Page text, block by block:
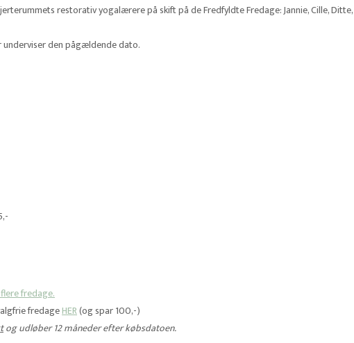
restorativ yogalærere på skift på de Fredfyldte Fredage: Jannie, Cille, Ditte,
underviser den pågældende dato.
fredage.
fredageHER(og spar 100,-)
og udløber 12 måneder efter købsdatoen.